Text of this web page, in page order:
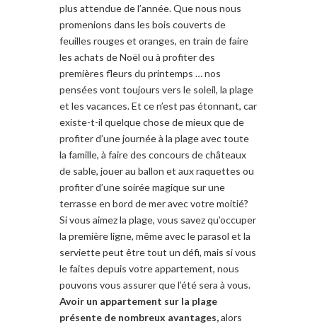
plus attendue de l’année.Que nous nous
promenions dans les bois couverts de
feuilles rouges et oranges, en train de faire
les achats de Noël ou à profiter des
premières fleurs du printemps … nos
pensées vont toujours vers le soleil, la plage
et les vacances.Et ce n’est pas étonnant, car
existe-t-il quelque chose de mieux que de
profiter d’une journée à la plage avec toute
la famille, à faire des concours de châteaux
de sable, jouer au ballon et aux raquettes ou
profiter d’une soirée magique sur une
terrasse en bord de meravec votre moitié?
Si vous aimez la plage, vous savez qu’occuper
la première ligne, même avec le parasol et la
serviette peut être tout un défi, mais si vous
le faites depuis votre appartement, nous
pouvons vous assurer que l’été sera à vous.
Avoir un appartement sur la plage
présente de nombreux avantages,alors